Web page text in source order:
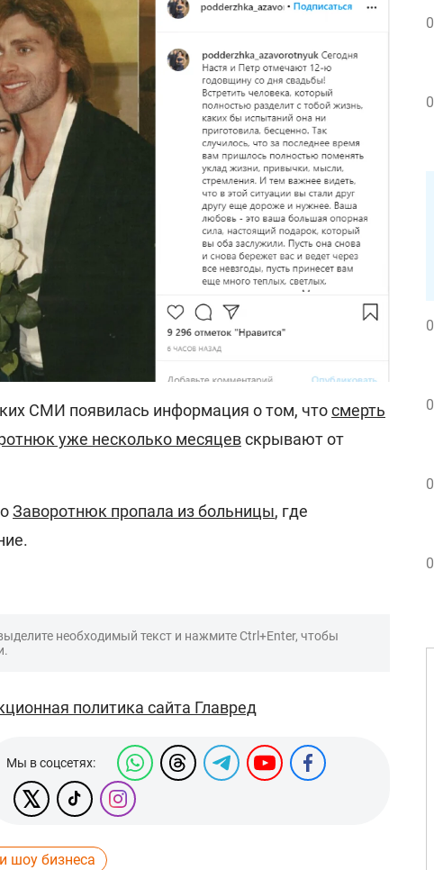
СМИ появилась информация о том, чтосмерть
уже несколько месяцевскрывают от
Заворотнюк пропала из больницы, где
необходимый текст и нажмите Ctrl+Enter, чтобы
политика сайта Главред
Мы в соцсетях:
шоу бизнеса